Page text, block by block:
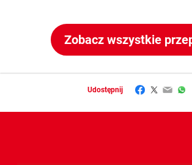
Zobacz wszystkie
Udostępnij Facebook
Twitter
Email